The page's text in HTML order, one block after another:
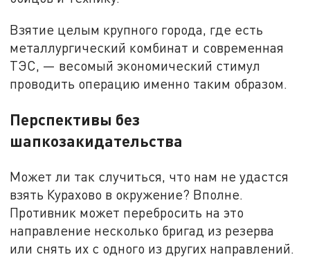
Взятие целым крупного города, где есть
металлургический комбинат и современная
ТЭС, — весомый экономический стимул
проводить операцию именно таким образом.
Перспективы без
шапкозакидательства
Может ли так случиться, что нам не удастся
взять Курахово в окружение? Вполне.
Противник может перебросить на это
направление несколько бригад из резерва
или снять их с одного из других направлений.